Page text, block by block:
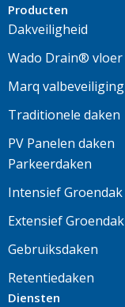
Producten
Dakveiligheid
Wado Drain® vloer
Marq valbeveiliging
Traditionele daken
PV Panelen daken
Parkeerdaken
Intensief Groendak
Extensief Groendak
Gebruiksdaken
Retentiedaken
Diensten